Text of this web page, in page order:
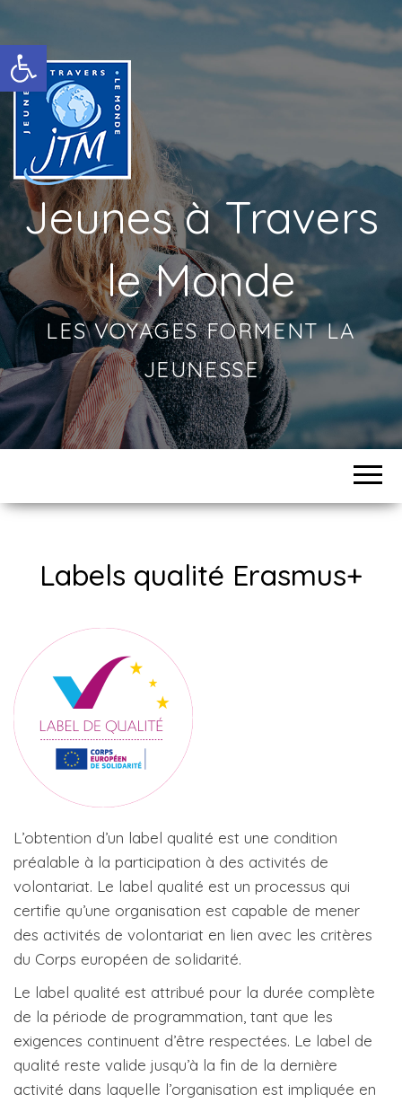
Ouvrir la barre d’outils
Jeunes à Travers
le Monde
LES VOYAGES FORMENT LA
JEUNESSE
Labels qualité Erasmus+
L’obtention d’un label qualité est une condition
préalable à la participation à des activités de
volontariat. Le label qualité est un processus qui
certifie qu’une organisation est capable de mener
des activités de volontariat en lien avec les critères
du Corps européen de solidarité.
Le label qualité est attribué pour la durée complète
de la période de programmation, tant que les
exigences continuent d’être respectées. Le label de
qualité reste valide jusqu’à la fin de la dernière
activité dans laquelle l’organisation est impliquée en